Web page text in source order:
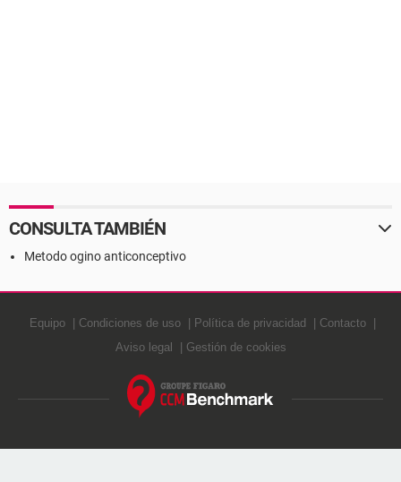
CONSULTA TAMBIÉN
Metodo ogino anticonceptivo
Equipo Condiciones de uso Política de privacidad
Contacto
Aviso legal
Gestión de cookies